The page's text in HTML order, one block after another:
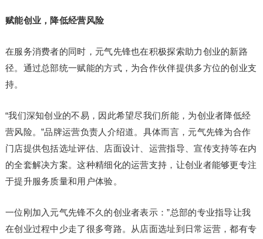
赋能创业，降低经营风险
在服务消费者的同时，元气先锋也在积极探索助力创业的新路
径。通过总部统一赋能的方式，为合作伙伴提供多方位的创业支
持。
“我们深知创业的不易，因此希望尽我们所能，为创业者降低经
营风险。”品牌运营负责人介绍道。具体而言，元气先锋为合作
门店提供包括选址评估、店面设计、运营指导、宣传支持等在内
的全套解决方案。这种精细化的运营支持，让创业者能够更专注
于提升服务质量和用户体验。
一位刚加入元气先锋不久的创业者表示：”总部的专业指导让我
在创业过程中少走了很多弯路。从店面选址到日常运营，都有专